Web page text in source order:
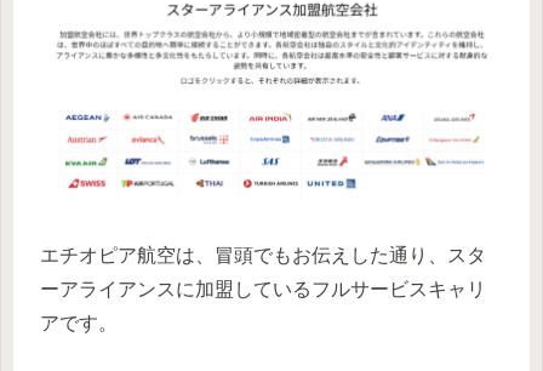
エチオピア航空は、冒頭でもお伝えした通り、スタ
ーアライアンスに加盟しているフルサービスキャリ
アです。